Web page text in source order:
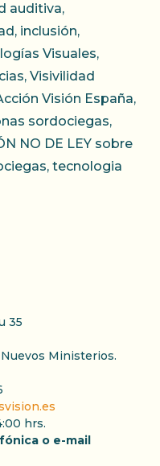
auditiva,
, inclusión,
Visuales,
, Visivilidad
Visión España,
sordociegas,
NO DE LEY sobre
, tecnologia
35
Ministerios.
hrs.
o e-mail